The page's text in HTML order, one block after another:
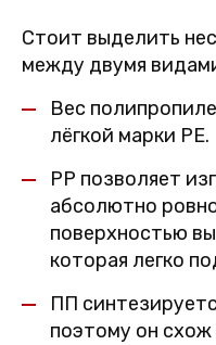
Стоит выделить
между двумя
Вес
лёгкой марки PE.
PP позволяет
абсолютно
поверхностью
которая легко
ПП
поэтому он